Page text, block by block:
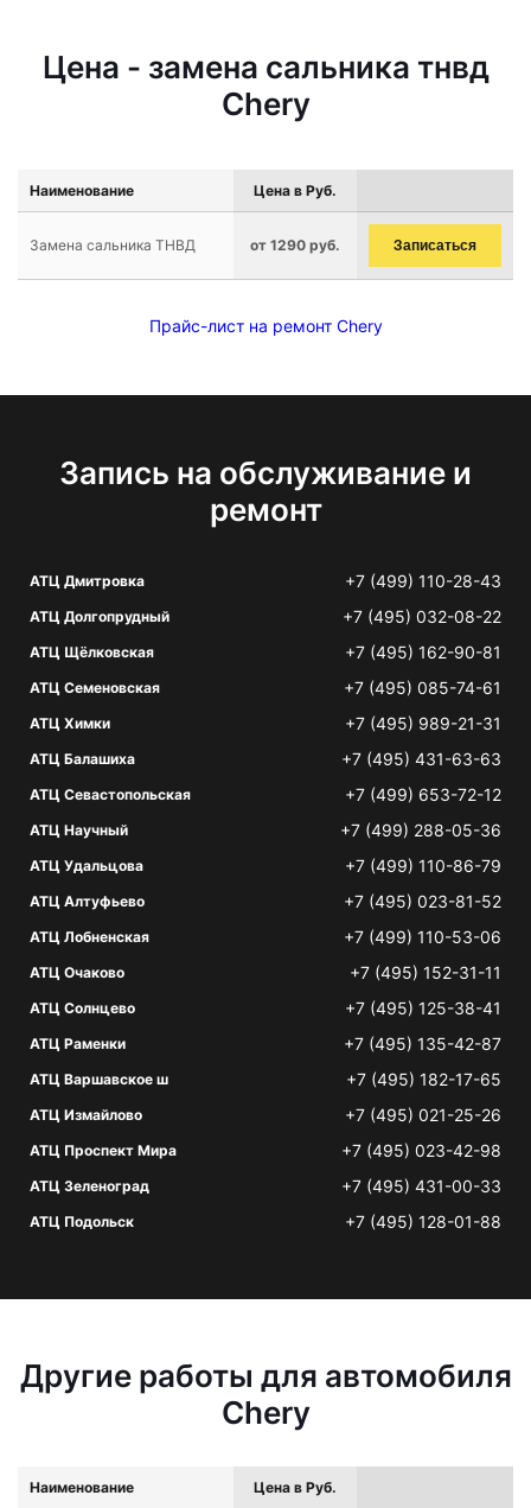
Цена - замена сальника тнвд
Chery
Наименование Цена в Руб.
Замена сальника ТНВД от 1290 руб. Записаться
Прайс-лист на ремонт Chery
Запись на обслуживание и
ремонт
АТЦ Дмитровка +7 (499) 110-28-43
АТЦ Долгопрудный +7 (495) 032-08-22
АТЦ Щёлковская +7 (495) 162-90-81
АТЦ Семеновская +7 (495) 085-74-61
АТЦ Химки +7 (495) 989-21-31
АТЦ Балашиха +7 (495) 431-63-63
АТЦ Севастопольская +7 (499) 653-72-12
АТЦ Научный +7 (499) 288-05-36
АТЦ Удальцова +7 (499) 110-86-79
АТЦ Алтуфьево +7 (495) 023-81-52
АТЦ Лобненская +7 (499) 110-53-06
АТЦ Очаково +7 (495) 152-31-11
АТЦ Солнцево +7 (495) 125-38-41
АТЦ Раменки +7 (495) 135-42-87
АТЦ Варшавское ш +7 (495) 182-17-65
АТЦ Измайлово +7 (495) 021-25-26
АТЦ Проспект Мира +7 (495) 023-42-98
АТЦ Зеленоград +7 (495) 431-00-33
АТЦ Подольск +7 (495) 128-01-88
Другие работы для автомобиля
Chery
Наименование Цена в Руб.